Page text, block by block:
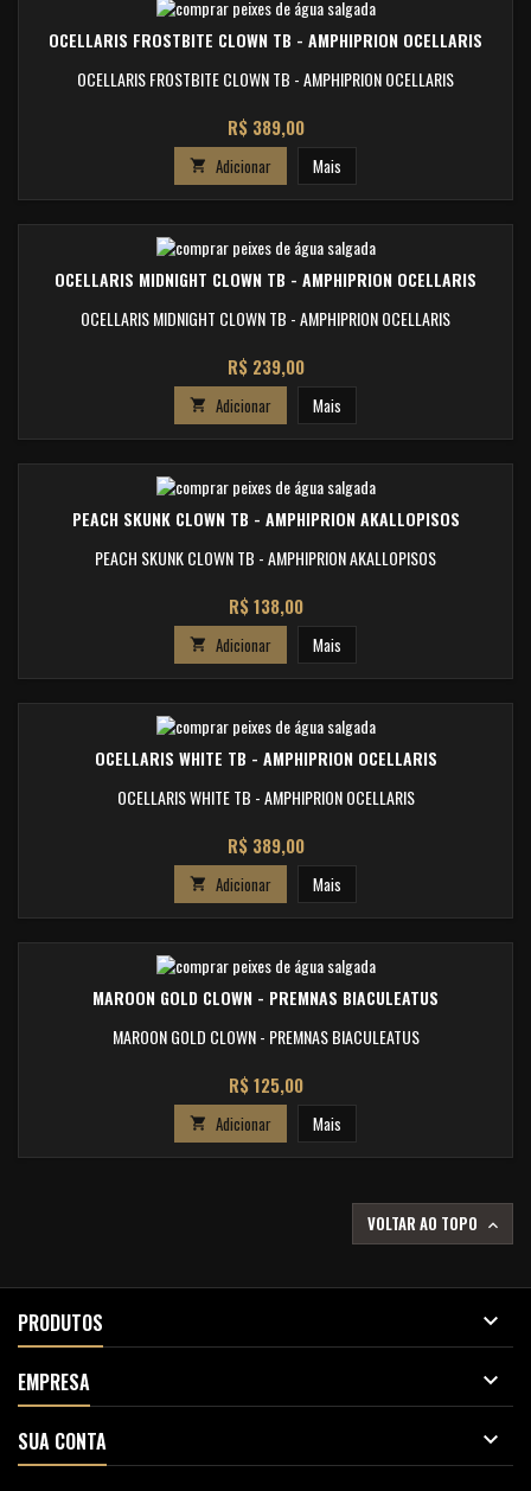
OCELLARIS FROSTBITE CLOWN TB - AMPHIPRION OCELLARIS
OCELLARIS FROSTBITE CLOWN TB - AMPHIPRION OCELLARIS
Preço
R$ 389,00
 Adicionar Mais
OCELLARIS MIDNIGHT CLOWN TB - AMPHIPRION OCELLARIS
OCELLARIS MIDNIGHT CLOWN TB - AMPHIPRION OCELLARIS
Preço
R$ 239,00
 Adicionar Mais
PEACH SKUNK CLOWN TB - AMPHIPRION AKALLOPISOS
PEACH SKUNK CLOWN TB - AMPHIPRION AKALLOPISOS
Preço
R$ 138,00
 Adicionar Mais
OCELLARIS WHITE TB - AMPHIPRION OCELLARIS
OCELLARIS WHITE TB - AMPHIPRION OCELLARIS
Preço
R$ 389,00
 Adicionar Mais
MAROON GOLD CLOWN - PREMNAS BIACULEATUS
MAROON GOLD CLOWN - PREMNAS BIACULEATUS
Preço
R$ 125,00
 Adicionar Mais
VOLTAR AO TOPO 
PRODUTOS 
EMPRESA 
SUA CONTA 